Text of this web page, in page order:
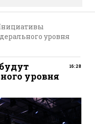
уровня
16:28
уровня